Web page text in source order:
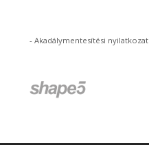
-Akadálymentesítési nyilatkozat